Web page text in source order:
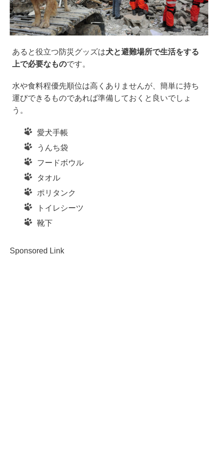
あると役立つ防災グッズは犬と避難場所で生活をする
上で必要なものです。
水や食料程優先順位は高くありませんが、簡単に持ち
運びできるものであれば準備しておくと良いでしょ
う。
愛犬手帳
うんち袋
フードボウル
タオル
ポリタンク
トイレシーツ
靴下
Sponsored Link